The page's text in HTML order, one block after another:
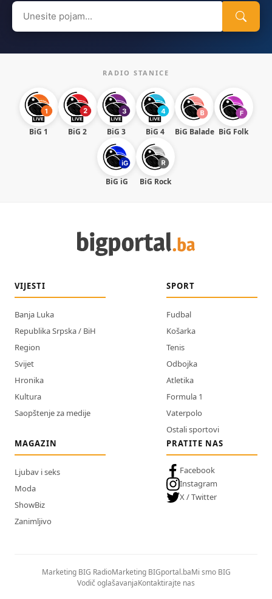
Search
for:
RADIO STANICE
BiG 1 BiG 2 BiG 3 BiG 4 BiG Balade BiG Folk
BiG iG BiG Rock
VIJESTI
Banja Luka
Republika Srpska / BiH
Region
Svijet
Hronika
Kultura
Saopštenje za medije
SPORT
Fudbal
Košarka
Tenis
Odbojka
Atletika
Formula 1
Vaterpolo
Ostali sportovi
MAGAZIN
Ljubav i seks
Moda
ShowBiz
Zanimljivo
PRATITE NAS
Facebook
Instagram
X / Twitter
Marketing BIG RadioMarketing BIGportal.baMi smo BIG
Vodič oglašavanjaKontaktirajte nas